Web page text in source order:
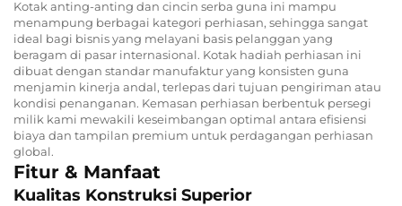
Kotak anting-anting dan cincin serba guna ini mampu
menampung berbagai kategori perhiasan, sehingga sangat
ideal bagi bisnis yang melayani basis pelanggan yang
beragam di pasar internasional. Kotak hadiah perhiasan ini
dibuat dengan standar manufaktur yang konsisten guna
menjamin kinerja andal, terlepas dari tujuan pengiriman atau
kondisi penanganan. Kemasan perhiasan berbentuk persegi
milik kami mewakili keseimbangan optimal antara efisiensi
biaya dan tampilan premium untuk perdagangan perhiasan
global.
Fitur & Manfaat
Kualitas Konstruksi Superior